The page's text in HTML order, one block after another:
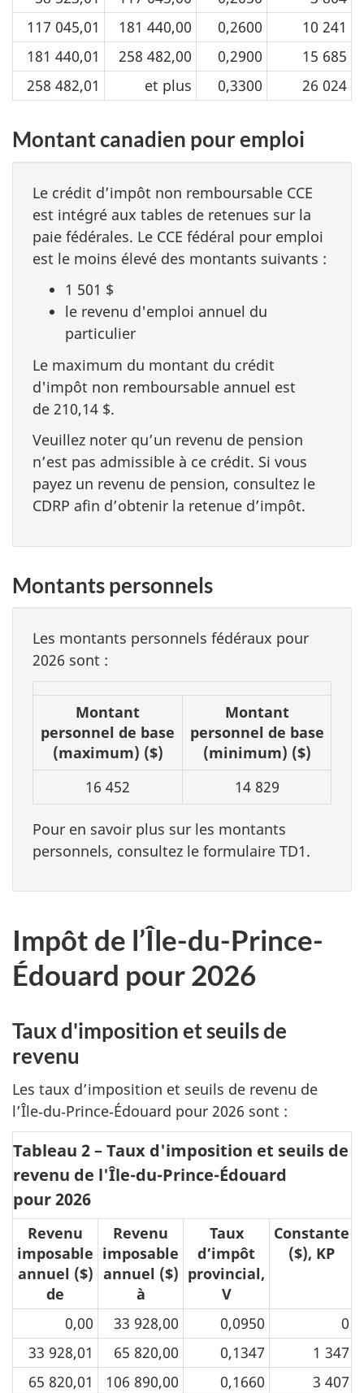
117 045,01
181 440,00 0,2600
10 241
181 440,01
258 482,00 0,2900
15 685
258 482,01
et plus 0,3300 26 024
Montant canadien pour emploi
Le crédit d’impôt non remboursable CCE
est intégré aux tables de retenues sur la
paie fédérales. Le CCE fédéral pour emploi
est le moins élevé des montants suivants :
1 501 $
le revenu d'emploi annuel du
particulier
Le maximum du montant du crédit
d'impôt non remboursable annuel est
de 210,14 $.
Veuillez noter qu’un revenu de pension
n’est pas admissible à ce crédit. Si vous
payez un revenu de pension, consultez le
CDRP afin d’obtenir la retenue d’impôt.
Montants personnels
Les montants personnels fédéraux pour
2026 sont :
Les
montants
personnels
fédéraux
2026
Montant
personnel de base
(maximum) ($)
Montant
personnel de base
(minimum) ($)
16 452
14 829
Pour en savoir plus sur les montants
personnels, consultez le formulaire TD1.
Impôt de l’Île-du-Prince-
Édouard pour 2026
Taux d'imposition et seuils de
revenu
Les taux d’imposition et seuils de revenu de
l’Île‑du‑Prince‑Édouard pour 2026 sont :
Tableau 2 – Taux d'imposition et seuils de
revenu de l'Île-du-Prince-Édouard
pour 2026
Revenu
imposable
annuel ($)
de
Revenu
imposable
annuel ($)
à
Taux
d’impôt
provincial,
V
Constante
($), KP
0,00 33 928,00 0,0950
0
33 928,01
65 820,00 0,1347
1 347
65 820,01
106 890,00 0,1660
3 407